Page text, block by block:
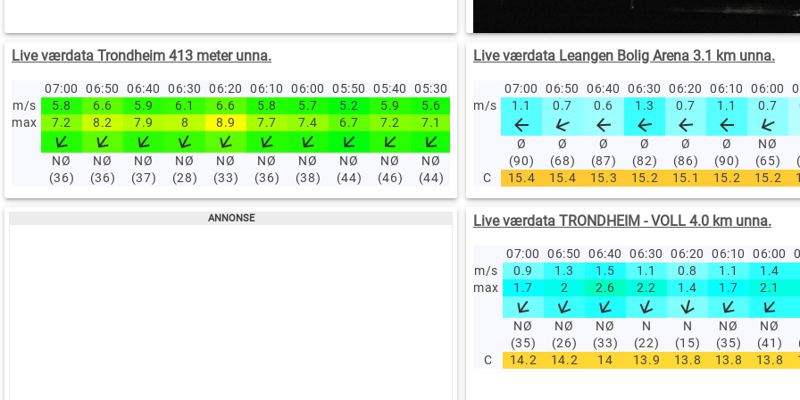
Live værdata Trondheim 413 meter unna.
07:00 06:50 06:40 06:30 06:20 06:10 06:00 05:50 05:40 05:30 05:1005:0004:0003:0002:0001:0000:00
m/s
5.8 6.6 5.9 6.1 6.6 5.8 5.7 5.2 5.9 5.6 5.2 5.4 5.5 5.4 5.4 5.3 6.1 6.2
max
7.2 8.2 7.9 8 8.9 7.7 7.4 6.7 7.2 7.1 6.7 6.5 6.6 6.7 6.9 7.3 7.5
NØ
(36)
NØ
(36)
NØ
(37)
NØ
(28)
NØ
(33)
NØ
(36)
NØ
(38)
NØ
(44)
NØ
(46)
NØ
(44)
(42)
NØ
(37)
NØ
(38)
NØ
(39)
NØ
(42)
NØ
(45)
NØ
(38)
NØ
(34)
Live værdata Leangen Bolig Arena 3.1 km unna.
07:00 06:50 06:40 06:30 06:20 06:10 06:00
m/s
1.1 0.7 0.6 1.3 0.7 1.1 0.7
Ø
(90)
Ø
(68)
Ø
(87)
Ø
(82)
Ø
(86)
Ø
(90)
NØ
(65)
C
15.4 15.4 15.3 15.2 15.1 15.2 15.2
Live værdata TRONDHEIM - VOLL 4.0 km unna.
07:00 06:50 06:40 06:30 06:20 06:10 06:00
m/s
0.9 1.3 1.5 1.1 0.8 1.1 1.4
max
1.7 2 2.6 2.2 1.4 1.7 2.1
NØ
(35)
NØ
(26)
NØ
(33)
N
(22)
N
(15)
NØ
(35)
NØ
(41)
C
14.2 14.2 14 13.9 13.8 13.8 13.8